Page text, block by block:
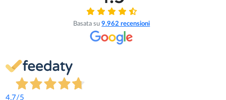
Basata su9.962 recensioni
4,7/5